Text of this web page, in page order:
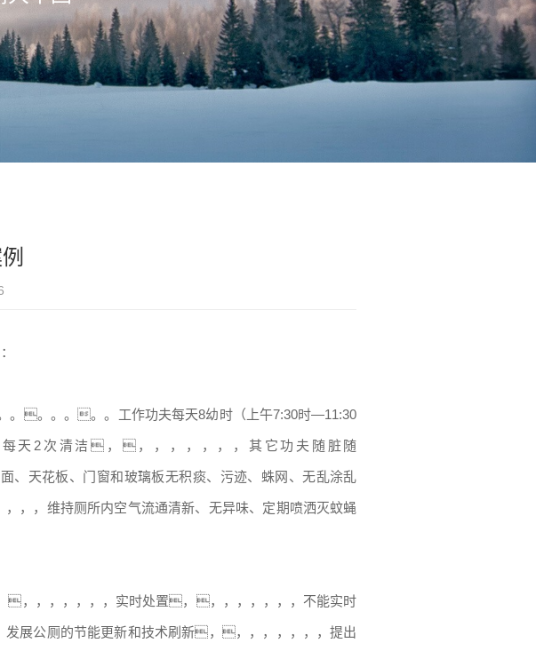
。。。。。。工作功夫每天8幼时（上午7:30时—11:30
天2次清洁，，，，，，，，其它功夫随脏随
天花板、门窗和玻璃板无积痰、污迹、蛛网、无乱涂乱
，维持厕所内空气流通清新、无异味、定期喷洒灭蚊蝇
，，，，，，，实时处置，，，，，，，，不能实时
展公厕的节能更新和技术刷新，，，，，，，，提出